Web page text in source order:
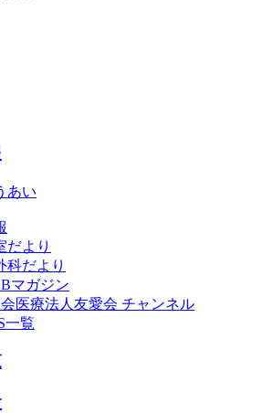
あい
だより
科だより
マガジン
会医療法人友愛会 チャンネル
一覧